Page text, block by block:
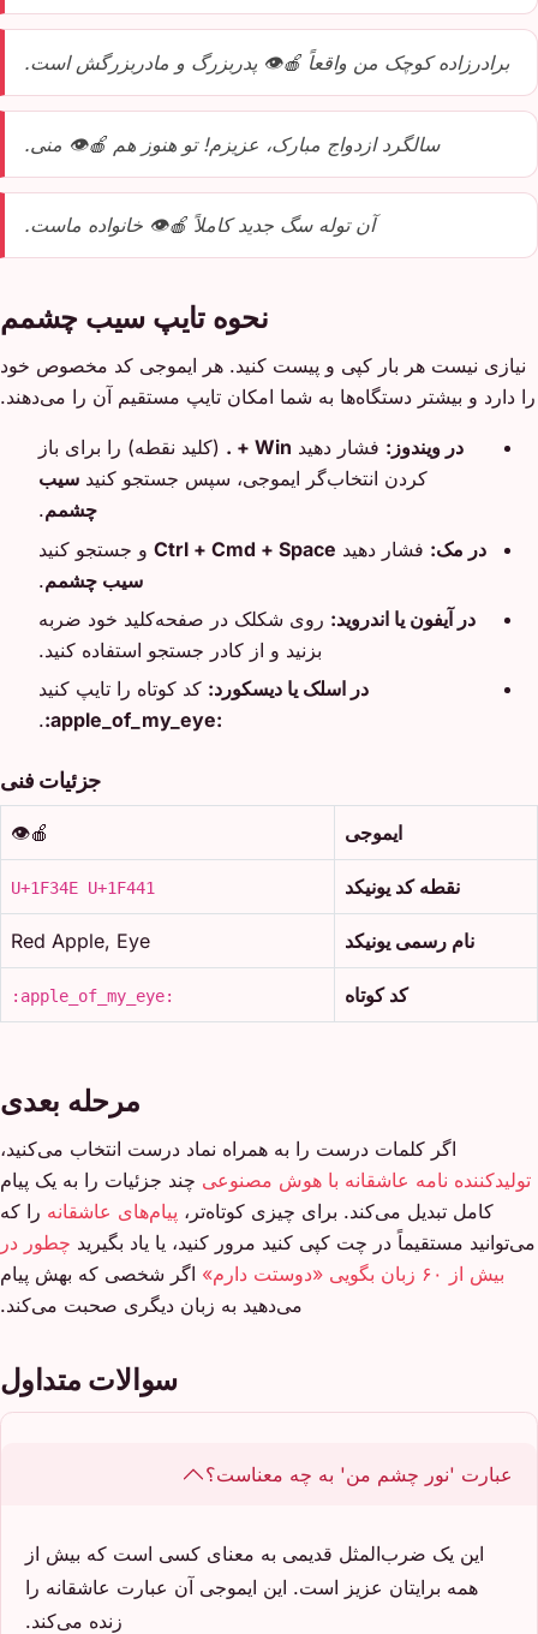
برادرزاده کوچک من واقعاً 🍎👁️ پدربزرگ و مادربزرگش است.
سالگرد ازدواج مبارک، عزیزم! تو هنوز هم 🍎👁️ منی.
آن توله سگ جدید کاملاً 🍎👁️ خانواده ماست.
نحوه تایپ سیب چشمم
نیازی نیست هر بار کپی و پیست کنید. هر ایموجی کد مخصوص خود
را دارد و بیشتر دستگاه‌ها به شما امکان تایپ مستقیم آن را می‌دهند.
در ویندوز: فشار دهید Win + .
(کلید نقطه) را برای باز
کردن انتخاب‌گر ایموجی، سپس جستجو کنید سیب
چشمم.
در مک: فشار دهید Ctrl + Cmd + Space و جستجو کنید
سیب چشمم.
در آیفون یا اندروید: روی شکلک در صفحه‌کلید خود ضربه
بزنید و از کادر جستجو استفاده کنید.
در اسلک یا دیسکورد: کد کوتاه را تایپ کنید
:apple_of_my_eye:
.
جزئیات فنی
ایموجی 🍎👁️
نقطه کد یونیکد U+1F34E U+1F441
نام رسمی یونیکد Red Apple, Eye
کد کوتاه :apple_of_my_eye:
مرحله بعدی
اگر کلمات درست را به همراه نماد درست انتخاب می‌کنید،
تولیدکننده نامه عاشقانه با هوش مصنوعی چند جزئیات را به یک پیام
کامل تبدیل می‌کند. برای چیزی کوتاه‌تر، پیام‌های عاشقانه را که
می‌توانید مستقیماً در چت کپی کنید مرور کنید، یا یاد بگیرید چطور در
بیش از ۶۰ زبان بگویی «دوستت دارم»
اگر شخصی که بهش پیام
می‌دهید به زبان دیگری صحبت می‌کند.
سوالات متداول
عبارت 'نور چشم من' به چه معناست؟
این یک ضرب‌المثل قدیمی به معنای کسی است که بیش از
همه برایتان عزیز است. این ایموجی آن عبارت عاشقانه را
زنده می‌کند.